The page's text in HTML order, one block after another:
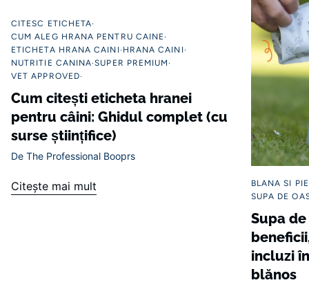
CITESC ETICHETA
CUM ALEG HRANA PENTRU CAINE
ETICHETA HRANA CAINI HRANA CAINI
NUTRITIE CANINA SUPER PREMIUM
VET APPROVED
Cum citești eticheta hranei
pentru câini: Ghidul complet (cu
surse științifice)
De The Professional Booprs
Citeşte mai mult
BLANA SI
SUPA DE
Supa
incluzi
blănos